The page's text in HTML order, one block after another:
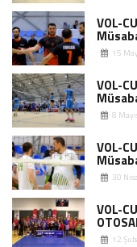
VOL-
15
VOL-
8
VOL-
30
VOL-
12